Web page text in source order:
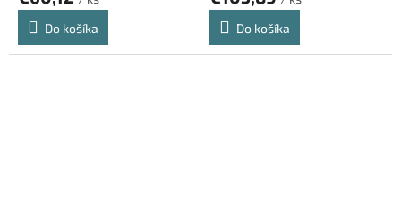
Do košíka
Do košíka